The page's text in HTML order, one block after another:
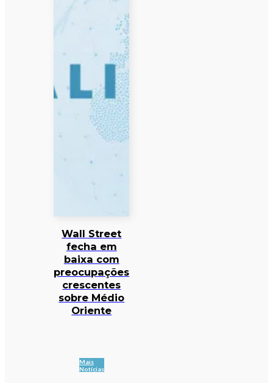
Wall Street
fecha em
baixa com
preocupações
crescentes
sobre Médio
Oriente
Mais
Notícias